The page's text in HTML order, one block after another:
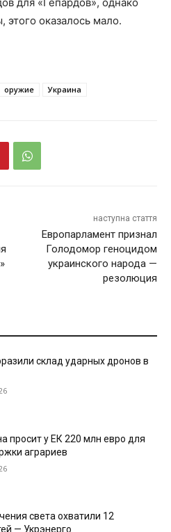
оказалось мало.
оружие Украина
наступна стаття
Европарламент признал
Голодомор геноцидом
украинского народа —
резолюция
склад ударных дронов в
просит у ЕК 220 млн евро для
аграриев
света охватили 12
— Укрэнерго